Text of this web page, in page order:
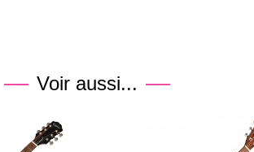
Voir aussi...